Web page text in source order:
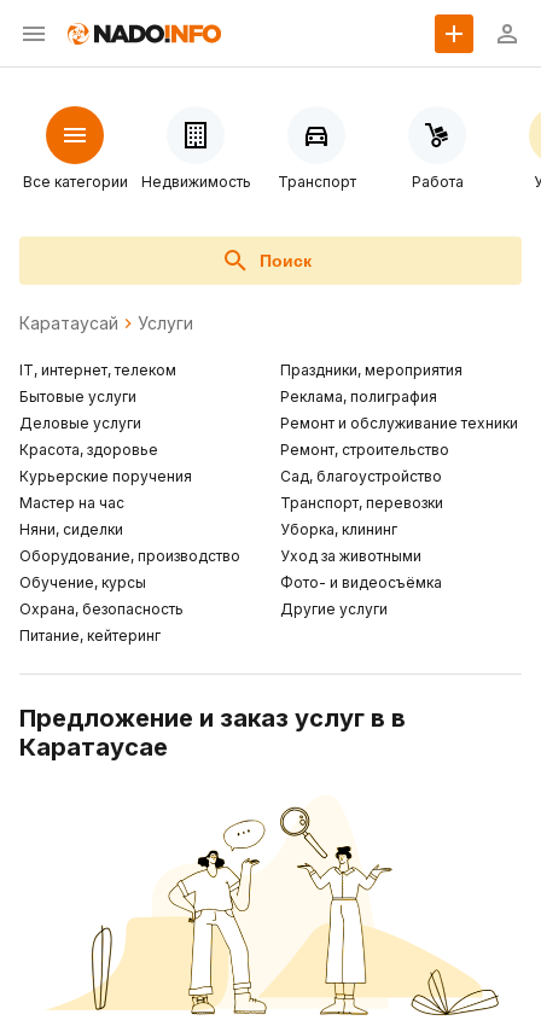
Все категории Недвижимость Транспорт Работа
Поиск
Каратаусай Услуги
IT, интернет, телеком
Бытовые услуги
Деловые услуги
Красота, здоровье
Курьерские поручения
Мастер на час
Няни, сиделки
Оборудование, производство
Обучение, курсы
Охрана, безопасность
Питание, кейтеринг
Праздники, мероприятия
Реклама, полиграфия
Ремонт и обслуживание техники
Ремонт, строительство
Сад, благоустройство
Транспорт, перевозки
Уборка, клининг
Уход за животными
Фото- и видеосъёмка
Другие услуги
Предложение и заказ услуг в в
Каратаусае